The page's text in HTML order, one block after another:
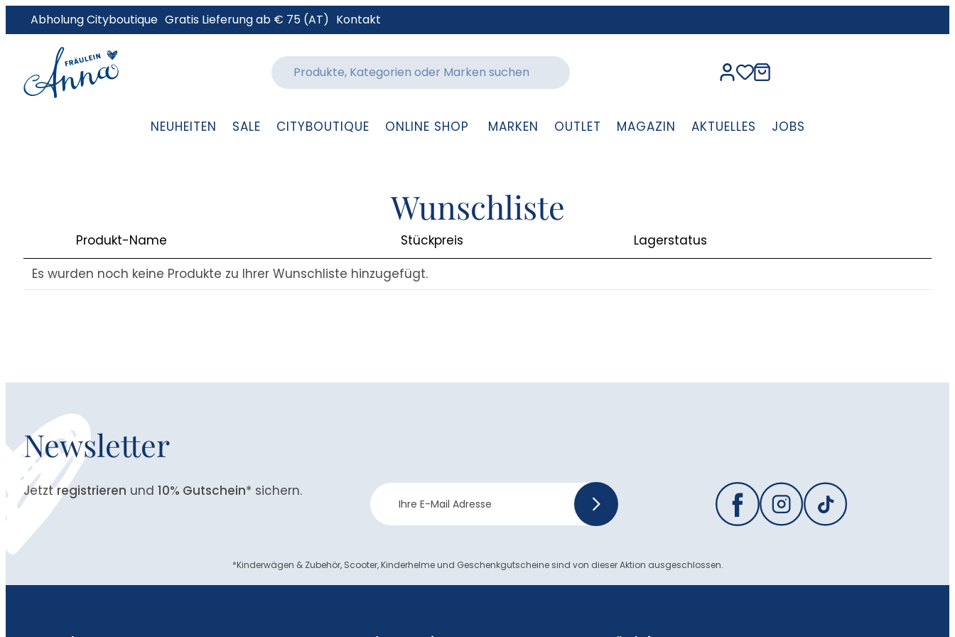
Abholung Cityboutique Gratis Lieferung ab € 75 (AT) Kontakt
NEUHEITEN SALE CITYBOUTIQUE ONLINE SHOP MARKEN OUTLET MAGAZIN AKTUELLES JOBS
Wunschliste
Produkt-Name Stückpreis
Lagerstatus
Es wurden noch keine Produkte zu Ihrer Wunschliste hinzugefügt.
Newsletter
Jetztregistrieren und 10% Gutschein* sichern.
Newsletter
Anmeldung
>
*Kinderwägen & Zubehör, Scooter, Kinderhelme und Geschenkgutscheine sind von dieser Aktion ausgeschlossen.